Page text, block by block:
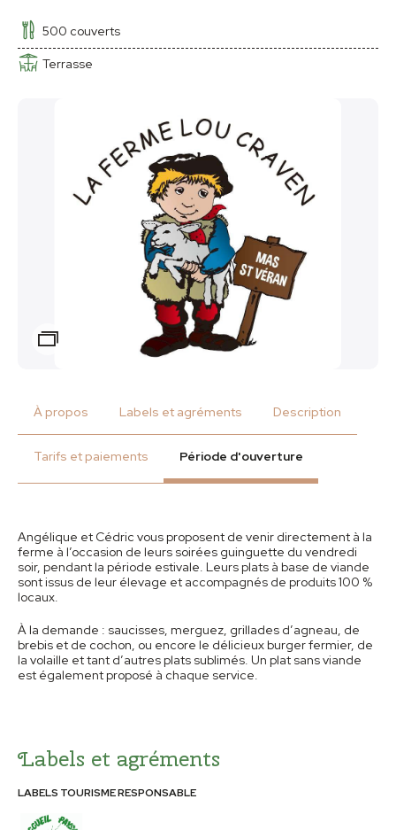
500 couverts
Terrasse
Zoom
À propos Labels et agréments Description
Tarifs et paiements Période d'ouverture
Angélique et Cédric vous proposent de venir directement à la
ferme à l’occasion de leurs soirées guinguette du vendredi
soir, pendant la période estivale. Leurs plats à base de viande
sont issus de leur élevage et accompagnés de produits 100 %
locaux.
À la demande : saucisses, merguez, grillades d’agneau, de
brebis et de cochon, ou encore le délicieux burger fermier, de
la volaille et tant d’autres plats sublimés. Un plat sans viande
est également proposé à chaque service.
Labels et agréments
LABELS TOURISME RESPONSABLE